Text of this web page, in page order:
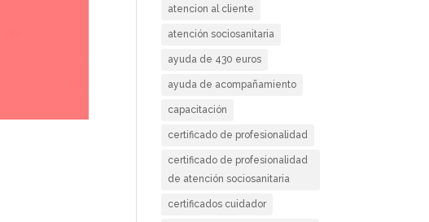
atencion al cliente
atención sociosanitaria
ayuda de 430 euros
ayuda de acompañamiento
capacitación
certificado de profesionalidad
certificado de profesionalidad
de atención sociosanitaria
certificados cuidador